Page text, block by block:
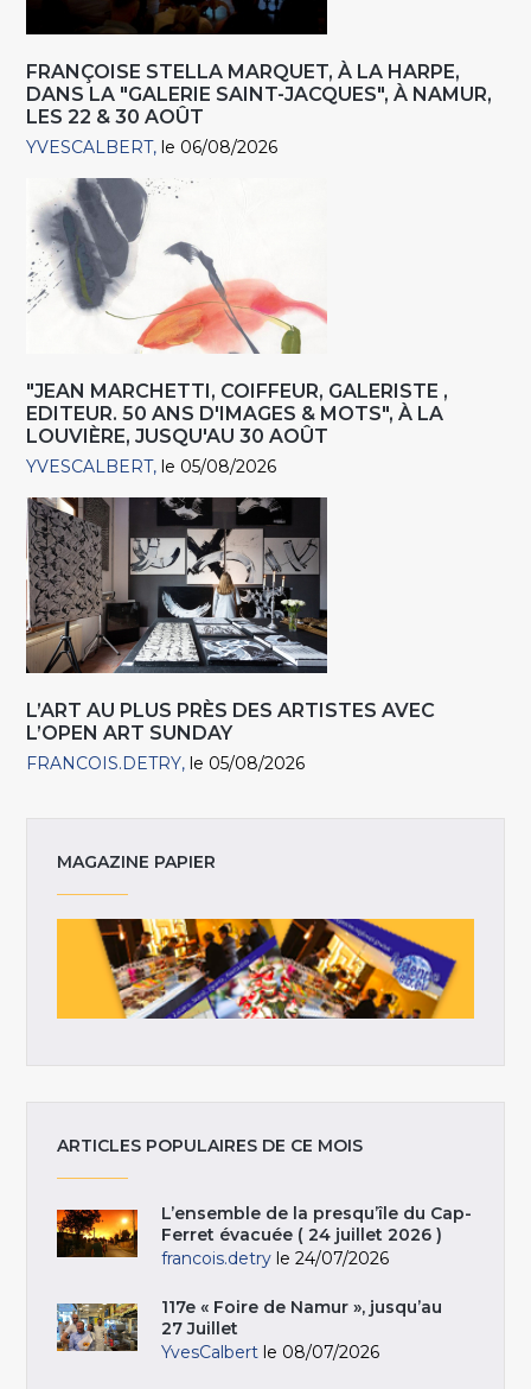
FRANÇOISE STELLA MARQUET, À LA HARPE,
DANS LA "GALERIE SAINT-JACQUES", À NAMUR,
LES 22 & 30 AOÛT
YVESCALBERT le 06/08/2026
"JEAN MARCHETTI, COIFFEUR, GALERISTE ,
EDITEUR. 50 ANS D'IMAGES & MOTS", À LA
LOUVIÈRE, JUSQU'AU 30 AOÛT
YVESCALBERT le 05/08/2026
L’ART AU PLUS PRÈS DES ARTISTES AVEC
L’OPEN ART SUNDAY
FRANCOIS.DETRY le 05/08/2026
MAGAZINE PAPIER
ARTICLES POPULAIRES DE CE MOIS
L’ensemble de la presqu’île du Cap-
Ferret évacuée ( 24 juillet 2026 )
francois.detry le 24/07/2026
117e « Foire de Namur », jusqu’au
27 Juillet
YvesCalbert le 08/07/2026